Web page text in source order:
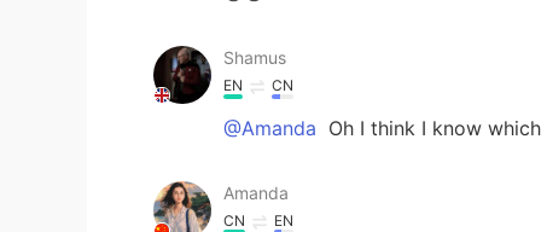
Shamus
EN CN
@Amanda Oh I think I know
Amanda
CN EN